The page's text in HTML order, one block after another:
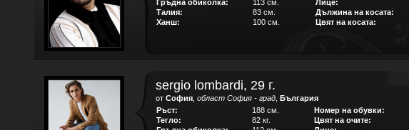
Гръдна обиколка:
113 см. Лице:
Талия:
83 см. Дължина на косата:
Ханш:
100 см. Цвят на косата:
sergio lombardi, 29 г.
от София област София - град България
Ръст:
188 см. Номер на обувки:
Тегло:
82 кг. Цвят на очите: